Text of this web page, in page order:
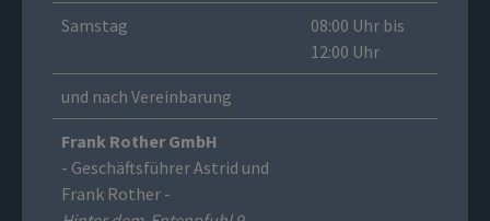
Samstag
08:00 Uhr bis
12:00 Uhr
und nach Vereinbarung
Frank Rother GmbH
- Geschäftsführer Astrid und
Frank Rother -